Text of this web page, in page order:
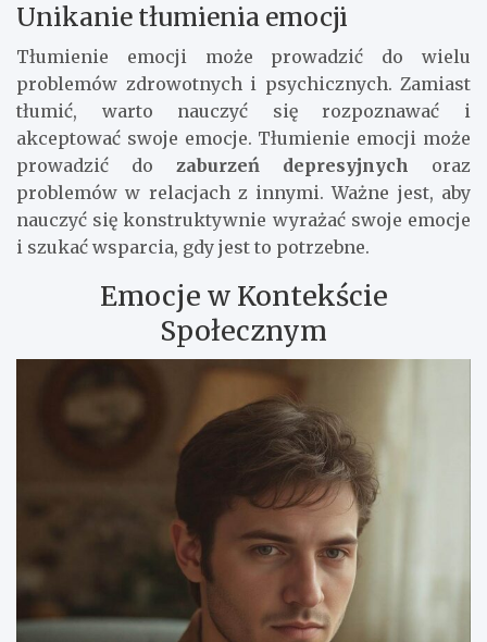
Unikanie tłumienia emocji
Tłumienie emocji może prowadzić do wielu
problemów zdrowotnych i psychicznych. Zamiast
tłumić, warto nauczyć się rozpoznawać i
akceptować swoje emocje. Tłumienie emocji może
prowadzić do zaburzeń depresyjnych oraz
problemów w relacjach z innymi. Ważne jest, aby
nauczyć się konstruktywnie wyrażać swoje emocje
i szukać wsparcia, gdy jest to potrzebne.
Emocje w Kontekście
Społecznym